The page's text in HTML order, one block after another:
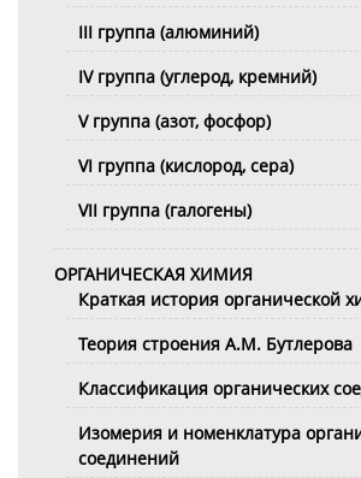
III группа (алюминий)
IV группа (углерод, кремний)
V группа (азот, фосфор)
VI группа (кислород, сера)
VII группа (галогены)
ОРГАНИЧЕСКАЯ ХИМИЯ
Краткая история органической
Теория строения А.М. Бутлерова
Классификация органических
Изомерия и номенклатура
соединений